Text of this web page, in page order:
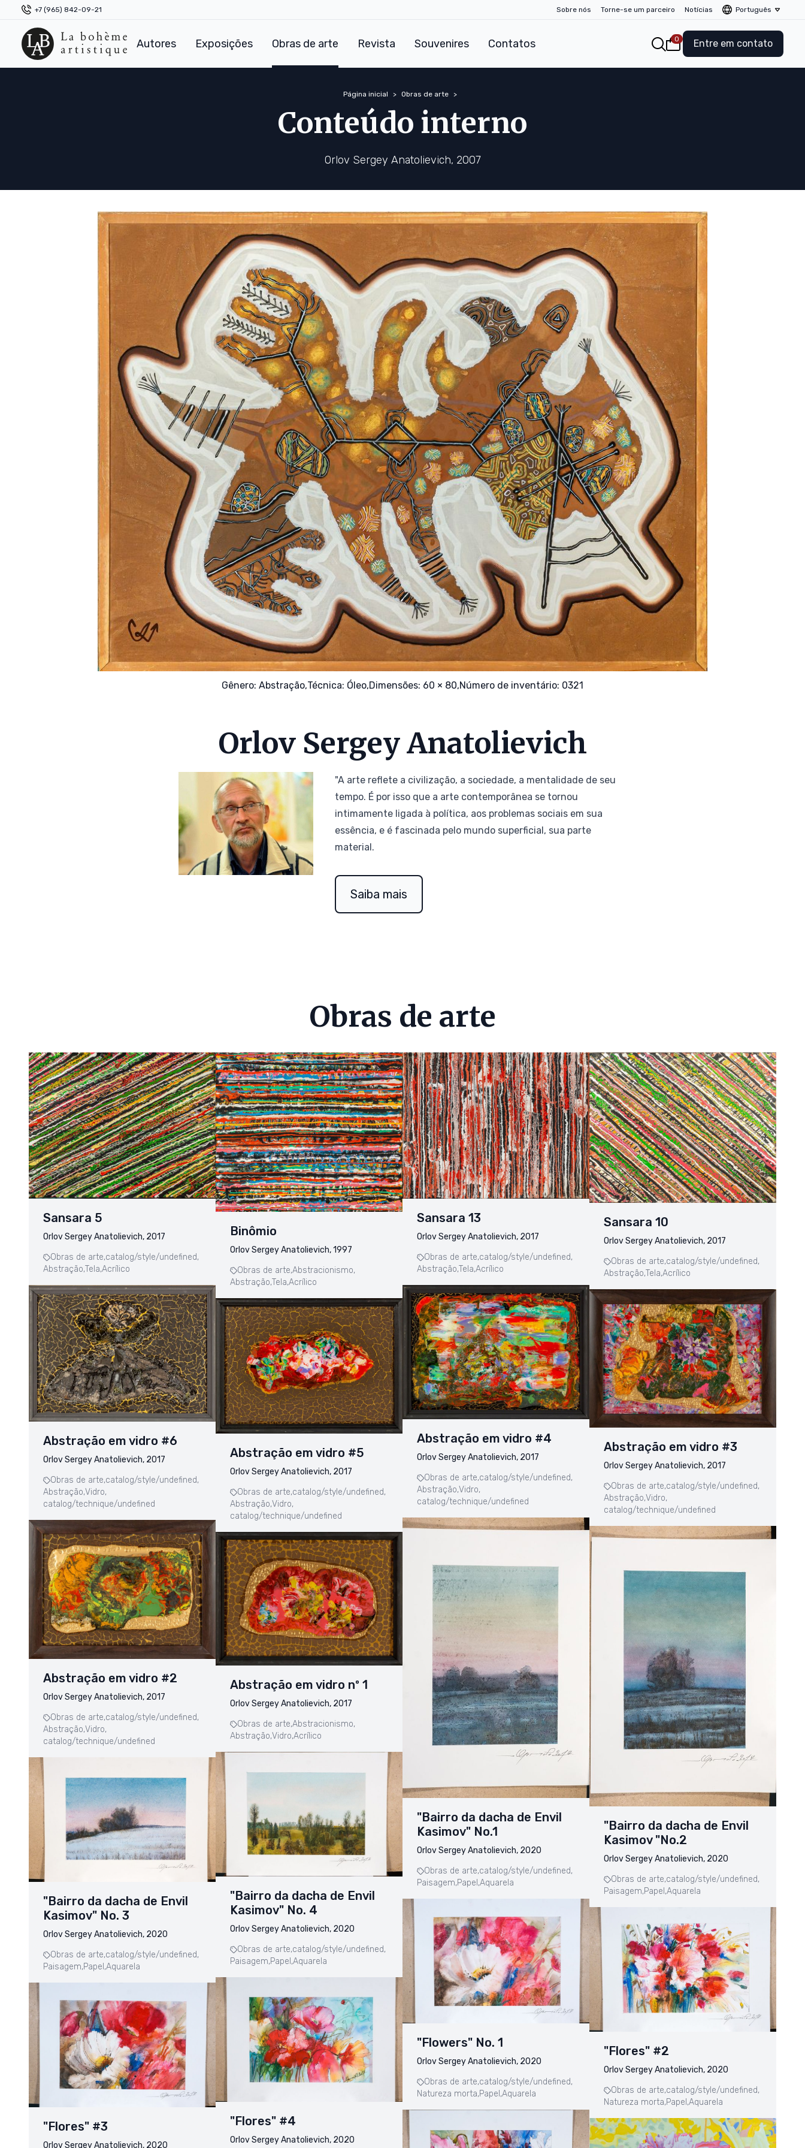
+7 (965) 842-09-21 Sobre nós Torne-se um parceiro Notícias Português
Autores Exposições Obras de arte Revista Souvenires Contatos 0 Entre em contato
Página inicial Obras de arte
Conteúdo interno
Orlov Sergey Anatolievich, 2007
Gênero: Abstração,Técnica: Óleo,Dimensões: 60 × 80,Número de inventário: 0321
Orlov Sergey Anatolievich
"A arte reflete a civilização, a sociedade, a mentalidade de seu
tempo. É por isso que a arte contemporânea se tornou
intimamente ligada à política, aos problemas sociais em sua
essência, e é fascinada pelo mundo superficial, sua parte
material.
Saiba mais
Obras de arte
Sansara 5
Orlov Sergey Anatolievich, 2017
Obras de arte,catalog/style/undefined,
Abstração,Tela,Acrílico
Abstração em vidro #6
Orlov Sergey Anatolievich, 2017
Obras de arte,catalog/style/undefined,
Abstração,Vidro,
catalog/technique/undefined
Abstração em vidro #2
Orlov Sergey Anatolievich, 2017
Obras de arte,catalog/style/undefined,
Abstração,Vidro,
catalog/technique/undefined
"Bairro da dacha de Envil
Kasimov" No. 3
Orlov Sergey Anatolievich, 2020
Obras de arte,catalog/style/undefined,
Paisagem,Papel,Aquarela
"Flores" #3
Orlov Sergey Anatolievich, 2020
Binômio
Orlov Sergey Anatolievich, 1997
Obras de arte,Abstracionismo,
Abstração,Tela,Acrílico
Abstração em vidro #5
Orlov Sergey Anatolievich, 2017
Obras de arte,catalog/style/undefined,
Abstração,Vidro,
catalog/technique/undefined
Abstração em vidro nº 1
Orlov Sergey Anatolievich, 2017
Obras de arte,Abstracionismo,
Abstração,Vidro,Acrílico
"Bairro da dacha de Envil
Kasimov" No. 4
Orlov Sergey Anatolievich, 2020
Obras de arte,catalog/style/undefined,
Paisagem,Papel,Aquarela
"Flores" #4
Orlov Sergey Anatolievich, 2020
Sansara 13
Orlov Sergey Anatolievich, 2017
Obras de arte,catalog/style/undefined,
Abstração,Tela,Acrílico
Abstração em vidro #4
Orlov Sergey Anatolievich, 2017
Obras de arte,catalog/style/undefined,
Abstração,Vidro,
catalog/technique/undefined
"Bairro da dacha de Envil
Kasimov" No.1
Orlov Sergey Anatolievich, 2020
Obras de arte,catalog/style/undefined,
Paisagem,Papel,Aquarela
"Flowers" No. 1
Orlov Sergey Anatolievich, 2020
Obras de arte,catalog/style/undefined,
Natureza morta,Papel,Aquarela
Sansara 10
Orlov Sergey Anatolievich, 2017
Obras de arte,catalog/style/undefined,
Abstração,Tela,Acrílico
Abstração em vidro #3
Orlov Sergey Anatolievich, 2017
Obras de arte,catalog/style/undefined,
Abstração,Vidro,
catalog/technique/undefined
"Bairro da dacha de Envil
Kasimov "No.2
Orlov Sergey Anatolievich, 2020
Obras de arte,catalog/style/undefined,
Paisagem,Papel,Aquarela
"Flores" #2
Orlov Sergey Anatolievich, 2020
Obras de arte,catalog/style/undefined,
Natureza morta,Papel,Aquarela